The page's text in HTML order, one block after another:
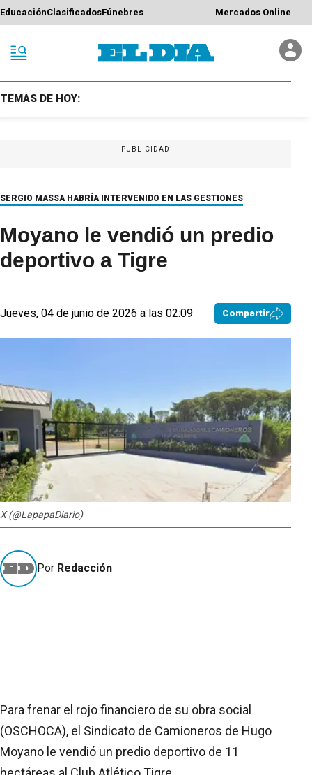
EducaciónClasificadosFúnebres Mercados Online
TEMAS DE HOY:
PUBLICIDAD
SERGIO MASSA HABRÍA INTERVENIDO EN LAS GESTIONES
Moyano le vendió un predio
deportivo a Tigre
Jueves, 04 de junio de 2026 a las 02:09 Compartir
X (@LapapaDiario)
Por Redacción
Para frenar el rojo financiero de su obra social
(OSCHOCA), el Sindicato de Camioneros de Hugo
Moyano le vendió un predio deportivo de 11